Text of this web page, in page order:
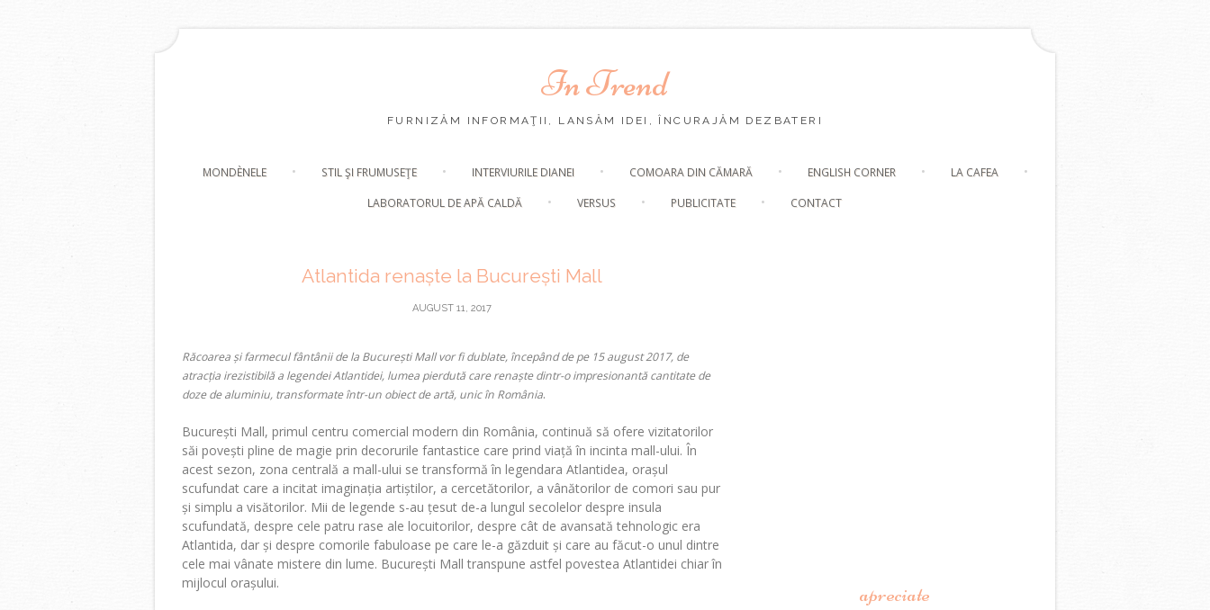
In Trend
FURNIZĂM INFORMAŢII, LANSĂM IDEI, ÎNCURAJĂM DEZBATERI
content
MONDÈNELE STIL ŞI FRUMUSEŢE INTERVIURILE DIANEI COMOARA DIN CĂMARĂ ENGLISH CORNER
LA CAFEA
LABORATORUL DE APĂ CALDĂ
VERSUS PUBLICITATE CONTACT
Atlantida renaște la București Mall
AUGUST 11, 2017
Răcoarea și farmecul fântânii de la București Mall vor fi dublate, începând de pe 15 august 2017, de
atracția irezistibilă a legendei Atlantidei, lumea pierdută care renaște dintr-o impresionantă cantitate de
doze de aluminiu, transformate într-un obiect de artă, unic în România.
București Mall, primul centru comercial modern din România, continuă să ofere vizitatorilor
săi povești pline de magie prin decorurile fantastice care prind viață în incinta mall-ului. În
acest sezon, zona centrală a mall-ului se transformă în legendara Atlantidea, orașul
scufundat care a incitat imaginația artiștilor, a cercetătorilor, a vânătorilor de comori sau pur
și simplu a visătorilor. Mii de legende s-au țesut de-a lungul secolelor despre insula
scufundată, despre cele patru rase ale locuitorilor, despre cât de avansată tehnologic era
Atlantida, dar și despre comorile fabuloase pe care le-a găzduit și care au făcut-o unul dintre
cele mai vânate mistere din lume. București Mall transpune astfel povestea Atlantidei chiar în
mijlocul orașului.
apreciate